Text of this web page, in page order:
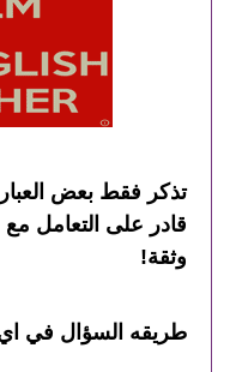
تذكر فقط بعض
قادر على التعامل
وثقة!
طريقه السؤال في